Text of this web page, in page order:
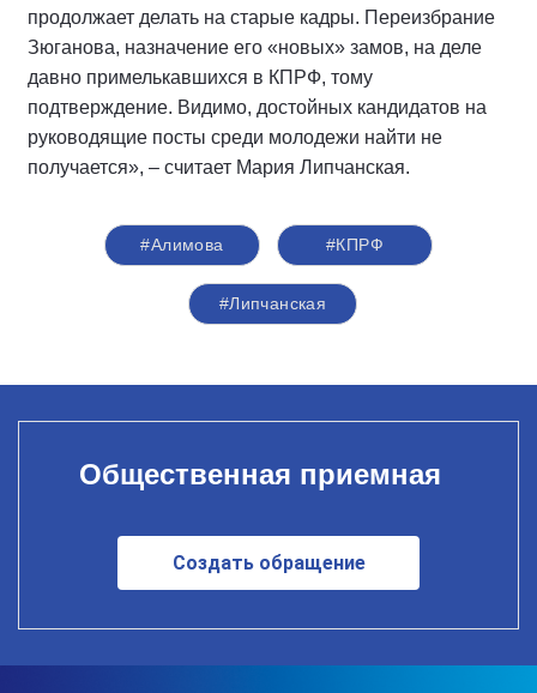
продолжает делать на старые кадры. Переизбрание
Зюганова, назначение его «новых» замов, на деле
давно примелькавшихся в КПРФ, тому
подтверждение. Видимо, достойных кандидатов на
руководящие посты среди молодежи найти не
получается», – считает Мария Липчанская.
#Алимова #КПРФ
#Липчанская
Общественная приемная
Создать обращение